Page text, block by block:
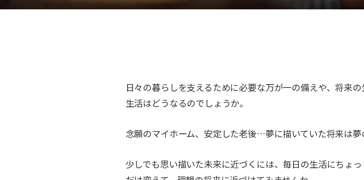
日々の暮らしを支えるために必要な万が一の備えや、将来
生活はどうなるのでしょうか。
念願のマイホーム、安定した老後…夢に描いていた将来は夢
少しでも思い描いた未来に近づくには、毎日の生活にちょ